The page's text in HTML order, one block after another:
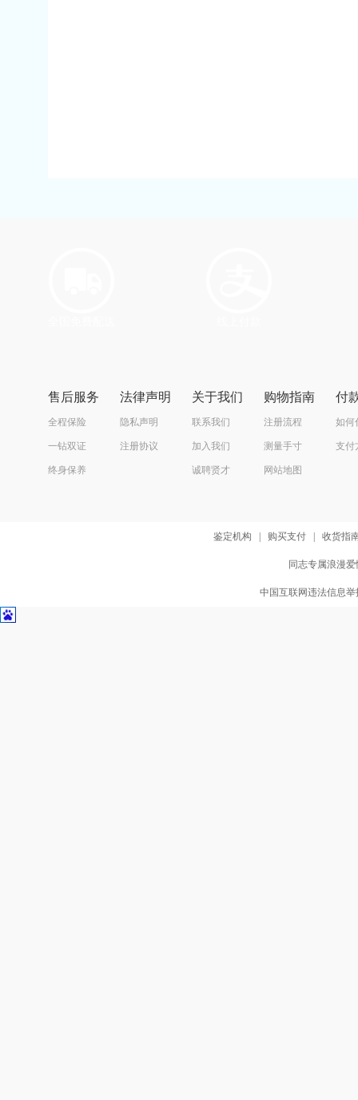
售后服务
全程保险
一钻双证
终身保养
法律声明
隐私声明
注册协议
关于我们
联系我们
加入我们
诚聘贤才
购物指南
注册流程
测量手寸
网站地图
付
如何
支付
鉴定机构 购买支付 收货指
同志专属浪漫
中国互联网违法信息